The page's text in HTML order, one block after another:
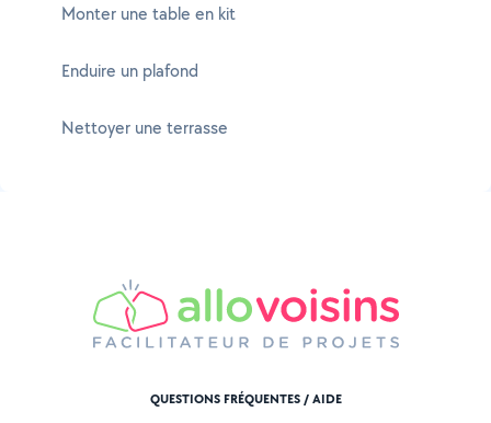
Monter une table en kit
Enduire un plafond
Nettoyer une terrasse
QUESTIONS FRÉQUENTES / AIDE